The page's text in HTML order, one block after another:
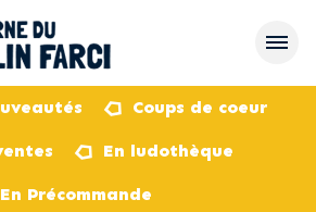
Coups de coeur
En ludothèque
En Précommande